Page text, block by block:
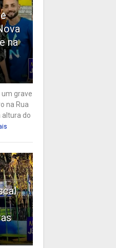
na
grave
na Rua
altura do